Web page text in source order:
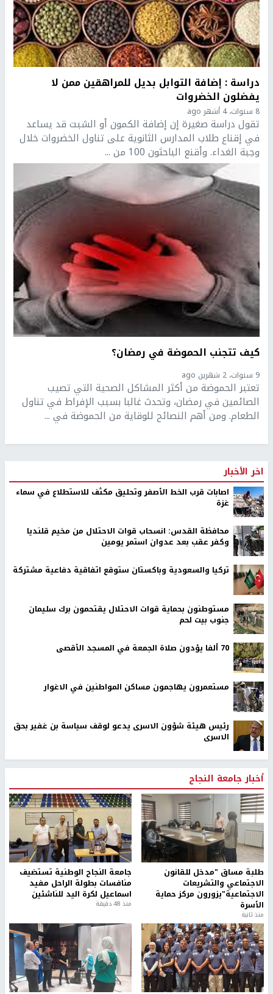
دراسة : إضافة التوابل بديل للمراهقين ممن لا
يفضلون الخضروات
8 سنوات، 4 أشهر ago
تقول دراسة صغيرة إن إضافة الكمون أو الشبت قد يساعد
في إقناع طلاب المدارس الثانوية على تناول الخضروات خلال
وجبة الغداء. وأقنع الباحثون 100 من ...
كيف تتجنب الحموضة في رمضان؟
9 سنوات، 2 شهرين ago
تعتبر الحموضة من أكثر المشاكل الصحية التي تصيب
الصائمين في رمضان، وتحدث غالبا بسبب الإفراط في تناول
الطعام. ومن أهم النصائح للوقاية من الحموضة في ...
اخر الأخبار
اصابات قرب الخط الأصفر وتحليق مكثف للاستطلاع في سماء
غزة
محافظة القدس: انسحاب قوات الاحتلال من مخيم قلنديا
وكفر عقب بعد عدوان استمر يومين
تركيا والسعودية وباكستان ستوقع اتفاقية دفاعية مشتركة
مستوطنون بحماية قوات الاحتلال يقتحمون برك سليمان
جنوب بيت لحم
70 ألفا يؤدون صلاة الجمعة في المسجد الأقصى
مستعمرون يهاجمون مساكن المواطنين في الاغوار
رئيس هيئة شؤون الاسرى يدعو لوقف سياسة بن غفير بحق
الاسرى
أخبار جامعة النجاح
طلبة مساق "مدخل للقانون
الاجتماعي والتشريعات
الاجتماعية"يزورون مركز حماية
الأسرة
منذ ثانية
جامعة النجاح الوطنية تستضيف
منافسات بطولة الراحل مفيد
اسماعيل لكرة اليد للناشئين
منذ 48 دقيقة